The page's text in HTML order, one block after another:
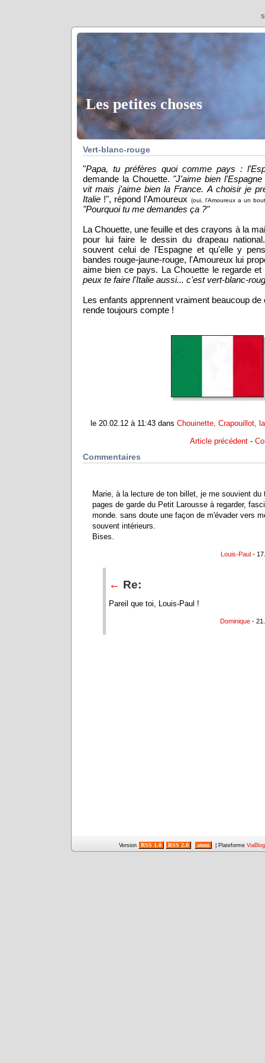
Les petites choses
Vert-blanc-rouge
"Papa, tu préfères quoi comme pays :
demande la Chouette. "J'aime bien
vit mais j'aime bien la France. A choisir je
Italie !", répond l'Amoureux (oui, l'Amoureux a un
"Pourquoi tu me demandes ça ?"
La Chouette, une feuille et des crayons à la
pour lui faire le dessin du drapeau
souvent celui de l'Espagne et qu'elle y
bandes rouge-jaune-rouge, l'Amoureux lui
aime bien ce pays. La Chouette le regarde
peux te faire l'Italie aussi... c'est vert-blanc-
Les enfants apprennent vraiment beaucoup
rende toujours compte !
le 20.02.12 à 11:43 dans Chouinette, Crapouillot,
Article précédent -
Commentaires
Marie, à la lecture de ton billet, je me souvient
pages de garde du Petit Larousse à regarder,
monde. sans doute une façon de m'évader vers
souvent intérieurs.
Bises.
Louis-Paul -
← Re:
Pareil que toi, Louis-Paul !
Dominique -
Version RSS 1.0 RSS 2.0 atom | Plateforme